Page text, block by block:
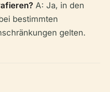
A: Ja, in den
bestimmten
gelten.